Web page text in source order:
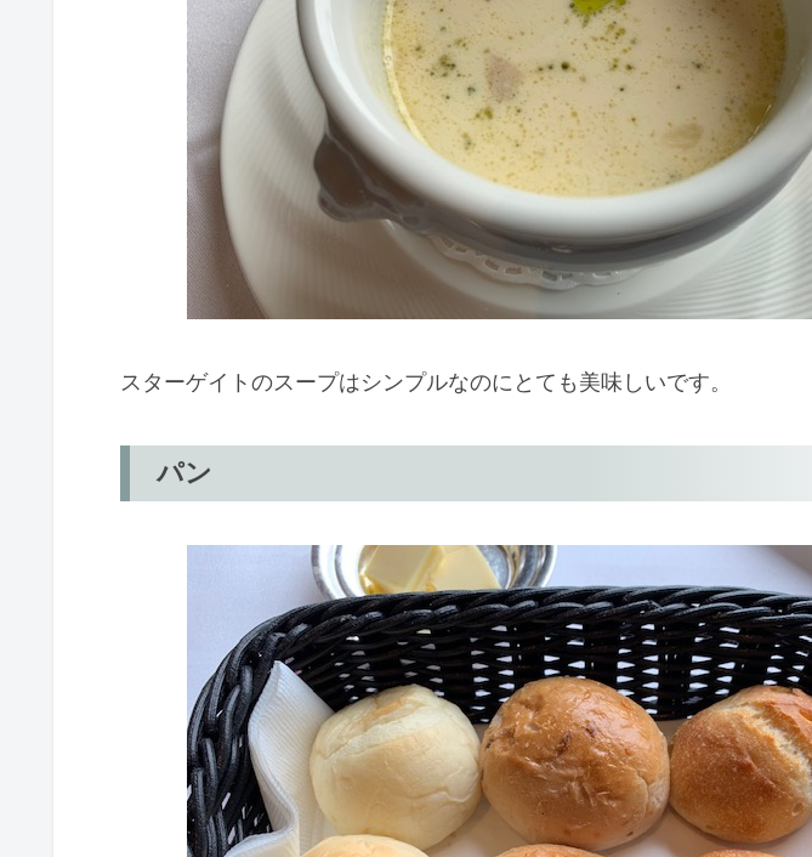
スターゲイトのスープはシンプルなのにとても美味しいです。
パン